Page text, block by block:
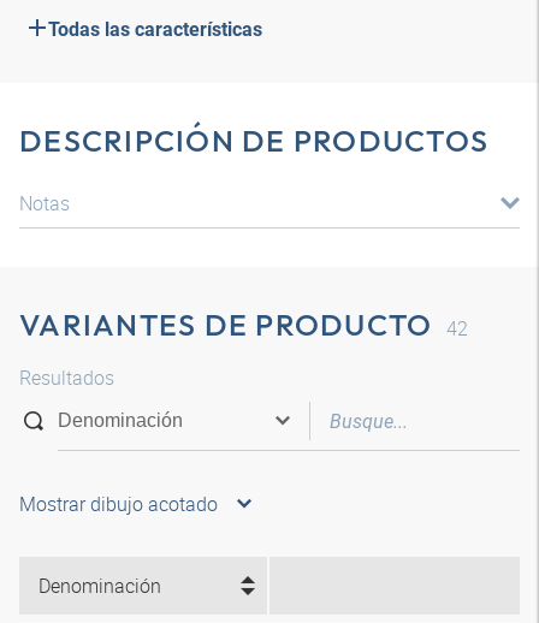
Todas las características
DESCRIPCIÓN DE PRODUCTOS
Notas
VARIANTES DE PRODUCTO
42
Resultados
Mostrar dibujo acotado
Denominación